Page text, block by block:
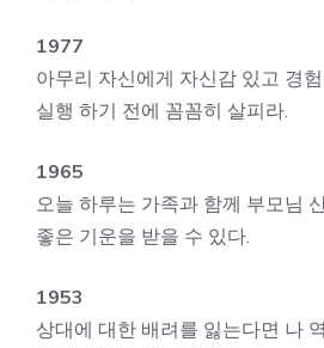
1977
아무리 자신에게 자신감 있고 경
실행 하기 전에 꼼꼼히 살피라.
1965
오늘 하루는 가족과 함께 부모님
좋은 기운을 받을 수 있다.
1953
상대에 대한 배려를 잃는다면 나